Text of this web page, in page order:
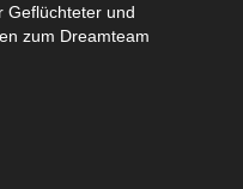
Geflüchteter und
zum Dreamteam